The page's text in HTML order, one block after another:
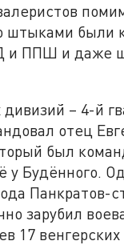
штыками были
и ППШ и даже
– 4-й
отец
был
у Будённого.
Панкратов-
зарубил
17 венгерских